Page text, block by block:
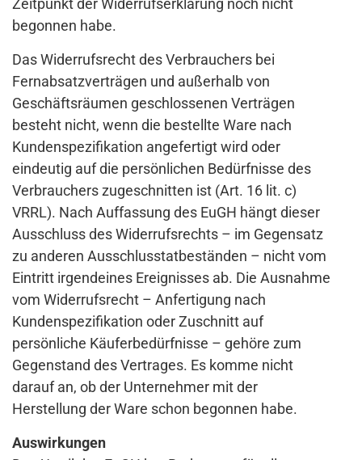
Zeitpunkt der Widerrufserklärung noch nicht
begonnen habe.
Das Widerrufsrecht des Verbrauchers bei
Fernabsatzverträgen und außerhalb von
Geschäftsräumen geschlossenen Verträgen
besteht nicht, wenn die bestellte Ware nach
Kundenspezifikation angefertigt wird oder
eindeutig auf die persönlichen Bedürfnisse des
Verbrauchers zugeschnitten ist (Art. 16 lit. c)
VRRL). Nach Auffassung des EuGH hängt dieser
Ausschluss des Widerrufsrechts – im Gegensatz
zu anderen Ausschlusstatbeständen – nicht vom
Eintritt irgendeines Ereignisses ab. Die Ausnahme
vom Widerrufsrecht – Anfertigung nach
Kundenspezifikation oder Zuschnitt auf
persönliche Käuferbedürfnisse – gehöre zum
Gegenstand des Vertrages. Es komme nicht
darauf an, ob der Unternehmer mit der
Herstellung der Ware schon begonnen habe.
Auswirkungen